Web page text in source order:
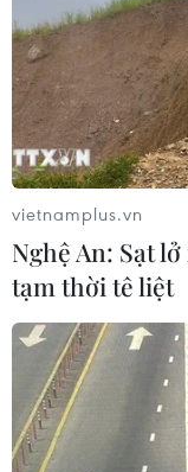
vietnamplus.vn
Nghệ An: Sạt
tạm thời tê liệt